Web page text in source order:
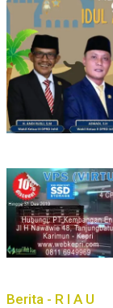
Berita - R I A U